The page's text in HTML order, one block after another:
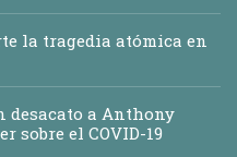
la tragedia atómica en
desacato a Anthony
sobre el COVID-19